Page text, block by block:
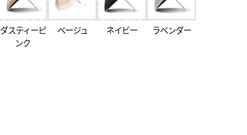
ダスティーピ
ンク
ベージュ ネイビー ラベンダー